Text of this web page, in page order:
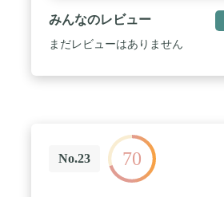
みんなのレビュー
まだレビューはありません
No.23 70